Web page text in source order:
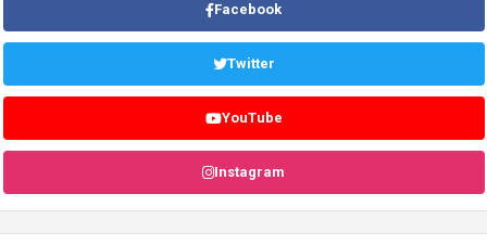
Facebook
Twitter
YouTube
Instagram